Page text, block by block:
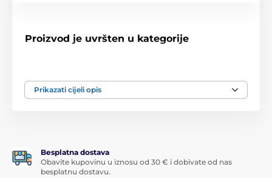
Proizvod je uvršten u kategorije
Prikazati cijeli opis
Besplatna dostava
Obavite kupovinu u iznosu od 30 € i dobivate od nas
besplatnu dostavu.